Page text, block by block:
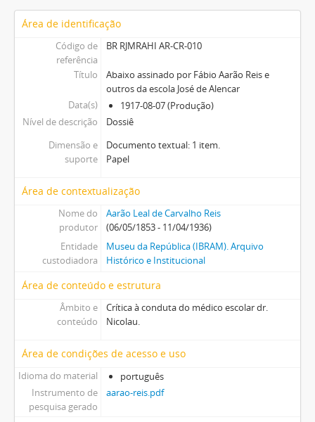
Área de identificação
Código de
referência
BR RJMRAHI AR-CR-010
Título
Abaixo assinado por Fábio Aarão Reis e
outros da escola José de Alencar
Data(s)
1917-08-07 (Produção)
Nível de descrição
Dossiê
Dimensão e
suporte
Documento textual: 1 item.
Papel
Área de contextualização
Nome do
produtor
Aarão Leal de Carvalho Reis
(06/05/1853 - 11/04/1936)
Entidade
custodiadora
Museu da República (IBRAM). Arquivo
Histórico e Institucional
Área de conteúdo e estrutura
Âmbito e
conteúdo
Crítica à conduta do médico escolar dr.
Nicolau.
Área de condições de acesso e uso
Idioma do material
português
Instrumento de
pesquisa gerado
aarao-reis.pdf